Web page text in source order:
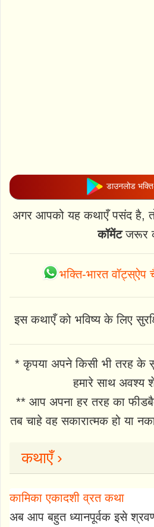
डाउनलोड
अगर आपको यह कथाएँ पसंद है,
कॉमेंटजरूर
भक्ति-भारत
इस कथाएँ को भविष्य के लिए
* कृपया अपने किसी भी तरह के
हमारे साथ अवश्य
** आप अपना हर तरह का
तब चाहे वह सकारात्मक हो या
कथाएँ ›
कामिका एकादशी व्रत कथा
अब आप बहुत ध्यानपूर्वक इसे